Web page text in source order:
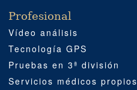
Profesional
Vídeo análisis
Tecnología GPS
Pruebas en 3ª división
Servicios médicos propios